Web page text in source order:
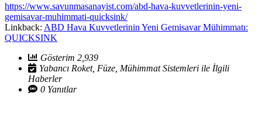
https://www.savunmasanayist.com/abd-hava-kuvvetlerinin-yeni-
gemisavar-muhimmati-quicksink/
Linkback: ABD Hava Kuvvetlerinin Yeni Gemisavar Mühimmatı:
QUICKSINK
Gösterim 2,939
Yabancı Roket, Füze, Mühimmat Sistemleri ile İlgili
Haberler
0 Yanıtlar